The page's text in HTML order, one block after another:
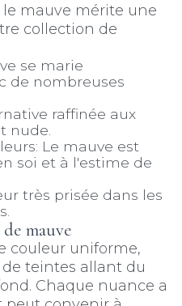
le mauve mérite une
collection de
se marie
de nombreuses
raffinée aux
nude.
Le mauve est
soi et à l'estime de
très prisée dans les
mauve
couleur uniforme,
teintes allant du
Chaque nuance a